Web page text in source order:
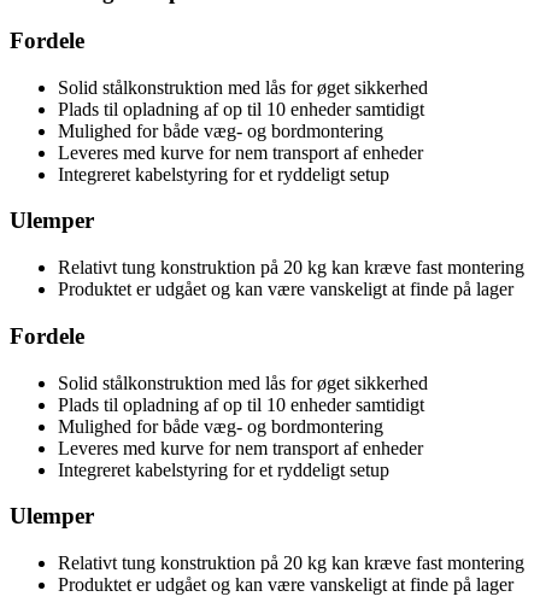
Fordele
Solid stålkonstruktion med lås for øget sikkerhed
Plads til opladning af op til 10 enheder samtidigt
Mulighed for både væg- og bordmontering
Leveres med kurve for nem transport af enheder
Integreret kabelstyring for et ryddeligt setup
Ulemper
Relativt tung konstruktion på 20 kg kan kræve fast montering
Produktet er udgået og kan være vanskeligt at finde på lager
Fordele
Solid stålkonstruktion med lås for øget sikkerhed
Plads til opladning af op til 10 enheder samtidigt
Mulighed for både væg- og bordmontering
Leveres med kurve for nem transport af enheder
Integreret kabelstyring for et ryddeligt setup
Ulemper
Relativt tung konstruktion på 20 kg kan kræve fast montering
Produktet er udgået og kan være vanskeligt at finde på lager